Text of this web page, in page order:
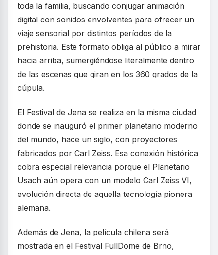
toda la familia, buscando conjugar animación
digital con sonidos envolventes para ofrecer un
viaje sensorial por distintos períodos de la
prehistoria. Este formato obliga al público a mirar
hacia arriba, sumergiéndose literalmente dentro
de las escenas que giran en los 360 grados de la
cúpula.
El Festival de Jena se realiza en la misma ciudad
donde se inauguró el primer planetario moderno
del mundo, hace un siglo, con proyectores
fabricados por Carl Zeiss. Esa conexión histórica
cobra especial relevancia porque el Planetario
Usach aún opera con un modelo Carl Zeiss VI,
evolución directa de aquella tecnología pionera
alemana.
Además de Jena, la película chilena será
mostrada en el Festival FullDome de Brno,